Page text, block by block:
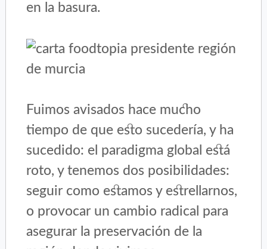
en la basura.
Fuimos avisados hace mucho
tiempo de que esto sucedería, y ha
sucedido: el paradigma global está
roto, y tenemos dos posibilidades:
seguir como estamos y estrellarnos,
o provocar un cambio radical para
asegurar la preservación de la